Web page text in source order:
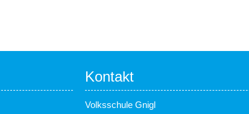
Kontakt
Volksschule Gnigl